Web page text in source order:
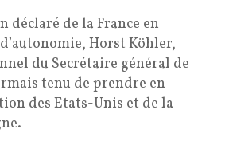
déclaré de la France en
Horst Köhler,
du Secrétaire général de
tenu de prendre en
des Etats-Unis et de la